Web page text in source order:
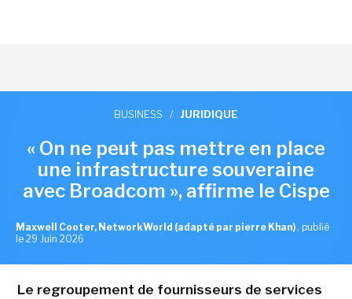
BUSINESS / JURIDIQUE
« On ne peut pas mettre en place
une infrastructure souveraine
avec Broadcom », affirme le Cispe
Maxwell Cooter, NetworkWorld (adapté par pierre Khan) , publié
le 29 Juin 2026
Le regroupement de fournisseurs de services